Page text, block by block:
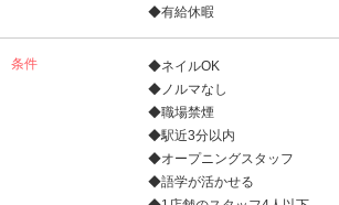
◆有給休暇
条件
◆ネイルOK
◆ノルマなし
◆職場禁煙
◆駅近3分以内
◆オープニングスタッフ
◆語学が活かせる